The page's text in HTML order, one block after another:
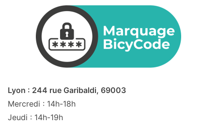
Lyon : 244 rue Garibaldi, 69003
Mercredi : 14h-18h
Jeudi : 14h-19h